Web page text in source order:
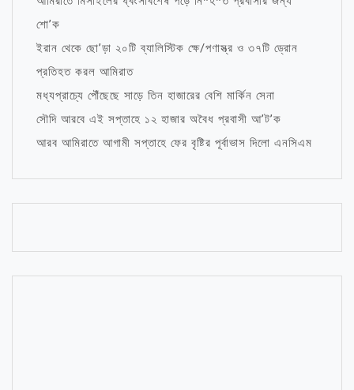
শো’ক
ইরান থেকে ছো’ড়া ২০টি ব্যালিস্টিক ক্ষে/পণাস্ত্র ও ৩৭টি ড্রোন
প্রতিহত করল আমিরাত
মধ্যপ্রাচ্যে পৌঁছেছে সাড়ে তিন হাজারের বেশি মার্কিন সেনা
সৌদি আরবে এই সপ্তাহে ১২ হাজার অবৈধ প্রবাসী আ’ট’ক
আরব আমিরাতে আগামী সপ্তাহে ফের বৃষ্টির পূর্বাভাস দিলো এনসিএম